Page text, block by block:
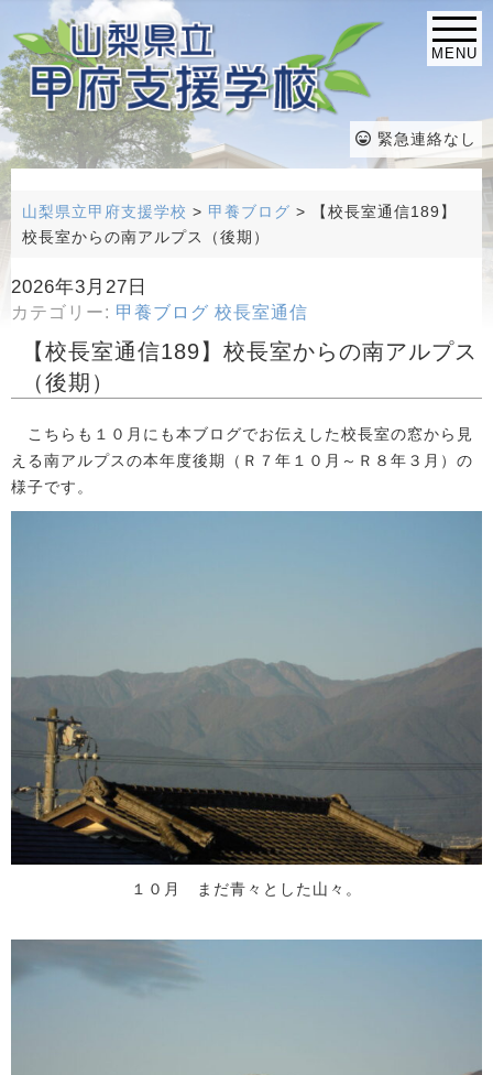
MENU
緊急連絡なし
山梨県立甲府支援学校 > 甲養ブログ >
【校長室通信189】
校長室からの南アルプス（後期）
2026年3月27日
カテゴリー: 甲養ブログ 校長室通信
【校長室通信189】校長室からの南アルプス
（後期）
こちらも１０月にも本ブログでお伝えした校長室の窓から見
える南アルプスの本年度後期（Ｒ７年１０月～Ｒ８年３月）の
様子です。
１０月 まだ青々とした山々。